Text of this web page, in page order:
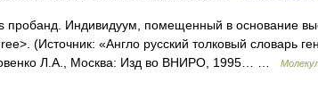
Индивидуум, помещенный в основание
(Источник: «Англо русский толковый словарь
Л.А., Москва: Изд во ВНИРО, 1995… …